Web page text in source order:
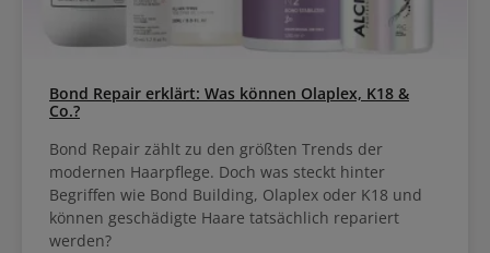
Bond Repair erklärt: Was können Olaplex, K18 &
Co.?
Bond Repair zählt zu den größten Trends der
modernen Haarpflege. Doch was steckt hinter
Begriffen wie Bond Building, Olaplex oder K18 und
können geschädigte Haare tatsächlich repariert
werden?